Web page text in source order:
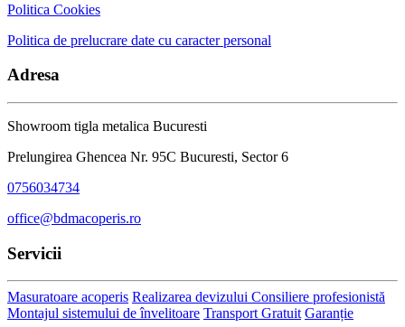
Politica Cookies
Politica de prelucrare date cu caracter personal
Adresa
Showroom tigla metalica Bucuresti
Prelungirea Ghencea Nr. 95C Bucuresti, Sector 6
0756034734
office@bdmacoperis.ro
Servicii
Masuratoare acoperis Realizarea devizului Consiliere profesionistă
Montajul sistemului de învelitoare Transport Gratuit Garanție